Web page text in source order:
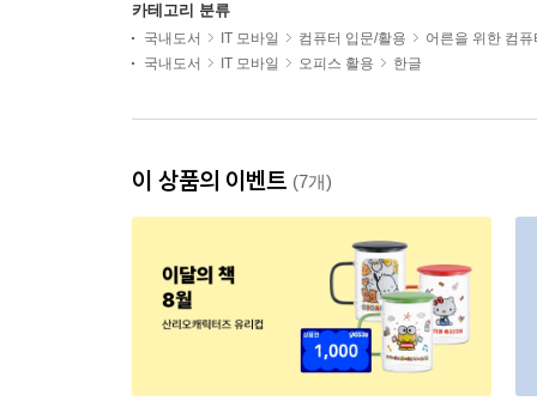
카테고리 분류
국내도서 IT 모바일 컴퓨터 입문/활용
어른을 위한 컴퓨
국내도서
IT 모바일 오피스 활용 한글
이 상품의 이벤트 (7개)